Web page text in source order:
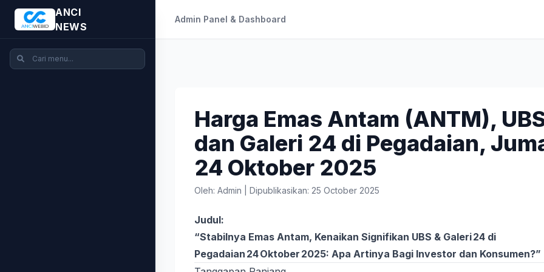
ANCI
NEWS
Admin Panel & Dashboard
Harga Emas Antam (ANTM),
dan Galeri 24 di Pegadaian,
24 Oktober 2025
Oleh: Admin Dipublikasikan: 25 October 2025
Judul:
“Stabilnya Emas Antam, Kenaikan Signifikan UBS & Galeri 24 di
Pegadaian 24 Oktober 2025: Apa Artinya Bagi Investor dan Konsumen?”